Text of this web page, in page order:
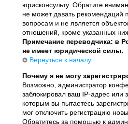
юрисконсульту. Обратите
не может давать рекомендаций
вопросам и не является
отношений, кроме указанных
Примечание переводчика: в
не имеет юридической силы.
Вернуться к началу
Почему я не могу
Возможно, администратор
заблокировал ваш IP-адрес или
которым вы пытаетесь
мог отключить регистрацию
Обратитесь за помощью к